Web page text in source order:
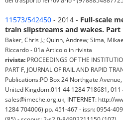
11573/542450 - 2014 - Full-scale
train slipstreams and wakes. Part
Baker, Chris J.; Quinn, Andrew; Sima,
Riccardo - 01a Articolo in rivista
rivista: PROCEEDINGS OF THE
PART F, JOURNAL OF RAIL AND RAPID
Publications:PO Box 24 Northgate
United Kingdom:011 44 1284 718681, 011
sales@imeche.org.uk, INTERNET: http://
1284 704006) pp. 451-467 - issn: 0954-